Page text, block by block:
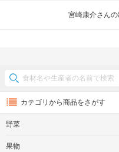
宮崎康介さんの
カテゴリから商品をさがす
野菜
果物